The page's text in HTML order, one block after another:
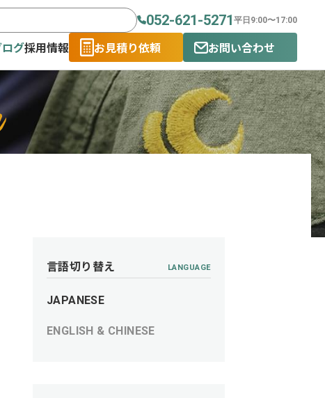
グ採用情報 お見積り依頼 お問い合わせ
052-621-5271 平日9:00〜17:00
言語切り替え LANGUAGE
JAPANESE
ENGLISH & CHINESE